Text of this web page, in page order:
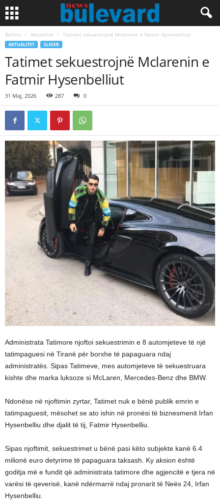
Ballina Aktualitet Tatimet sekuestrojnë Mclarenin e Fatmir Hysenbelliut
AKTUALITET SLIDER
Tatimet sekuestrojnë Mclarenin e
Fatmir Hysenbelliut
31 Maj, 2026 287 0
Administrata Tatimore njoftoi sekuestrimin e 8 automjeteve të një
tatimpaguesi në Tiranë për borxhe të papaguara ndaj
administratës. Sipas Tatimeve, mes automjeteve të sekuestruara
kishte dhe marka luksoze si McLaren, Mercedes-Benz dhe BMW.
Ndonëse në njoftimin zyrtar, Tatimet nuk e bënë publik emrin e
tatimpaguesit, mësohet se ato ishin në pronësi të biznesmenit Irfan
Hysenbelliu dhe djalit të tij, Fatmir Hysenbelliu.
Sipas njoftimit, sekuestrimet u bënë pasi këto subjekte kanë 6.4
milionë euro detyrime të papaguara taksash. Ky aksion është
goditja më e fundit që administrata tatimore dhe agjencitë e tjera në
varësi të qeverisë, kanë ndërmarrë ndaj pronarit të Neës 24, Irfan
Hysenbelliu.